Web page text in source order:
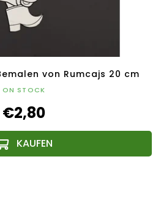
von Rumcajs 20 cm
ON STOCK
€2,80